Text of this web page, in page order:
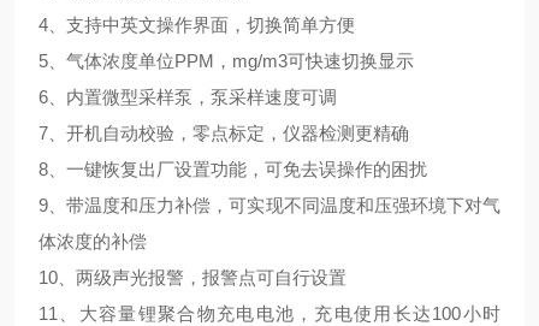
4、 支持中英文操作界面，切换简单方便
5、 气体浓度单位PPM，mg/m3可快速切换显示
6、 内置微型采样泵， 泵采样速度可调
7、 开机自动校验，零点标定， 仪器检测更精确
8、 一键恢复出厂设置功能，可免去误操作的困扰
9、带温度和压力补偿，可实现不同温度和压强环境下对气
体浓度的补偿
10、 两级声光报警，报警点可自行设置
11、 大容量锂聚合物充电电池 ，充电使用长达100小时